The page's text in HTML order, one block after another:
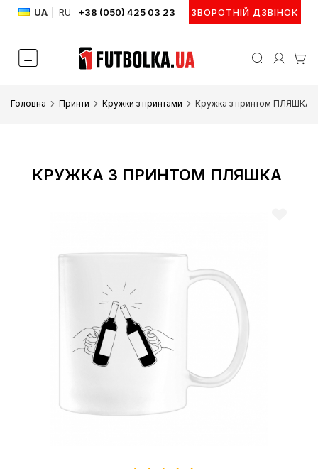
UA RU +38 (050) 425 03 23 ЗВОРОТНІЙ ДЗВІНОК
Головна Принти Кружки з принтами Кружка з принтом ПЛЯШКА
КРУЖКА З ПРИНТОМ ПЛЯШКА